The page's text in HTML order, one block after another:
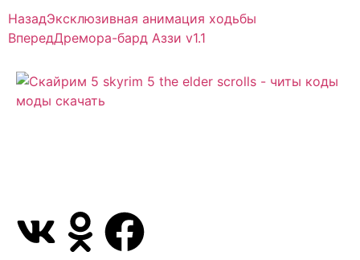
НазадЭксклюзивная анимация ходьбы
ВпередДремора-бард Аззи v1.1